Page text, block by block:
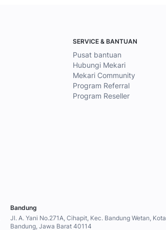
SERVICE & BANTUAN
Pusat bantuan
Hubungi Mekari
Mekari Community
Program Referral
Program Reseller
Bandung
Jl. A. Yani No.271A, Cihapit, Kec. Bandung Wetan, Kota
Bandung, Jawa Barat 40114